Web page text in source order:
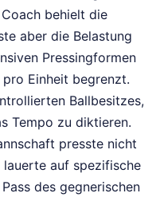
behielt die
aber die Belastung
Pressingformen
Einheit begrenzt.
Ballbesitzes,
Tempo zu diktieren.
presste nicht
lauerte auf spezifische
des gegnerischen